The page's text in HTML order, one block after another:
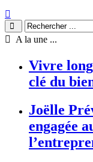
A la une ...
Vivre
clé du
Joëlle
engagée